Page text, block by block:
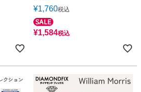
¥1,760税込
¥1,584税込